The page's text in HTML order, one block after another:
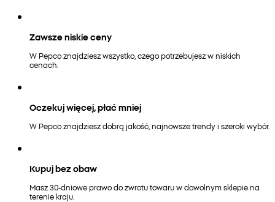
Zawsze niskie ceny
W Pepco znajdziesz wszystko, czego potrzebujesz w niskich
cenach.
Oczekuj więcej, płać mniej
W Pepco znajdziesz dobrą jakość, najnowsze trendy i szeroki wybór.
Kupuj bez obaw
Masz 30-dniowe prawo do zwrotu towaru w dowolnym sklepie na
terenie kraju.